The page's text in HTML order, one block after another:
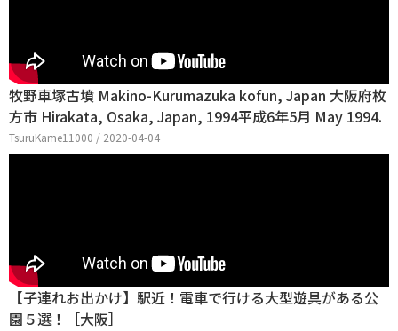
牧野車塚古墳 Makino-Kurumazuka kofun, Japan 大阪府枚
方市 Hirakata, Osaka, Japan, 1994平成6年5月 May 1994.
TsuruKame11000 / 2020-04-04
【子連れお出かけ】駅近！電車で行ける大型遊具がある公
園５選！［大阪］